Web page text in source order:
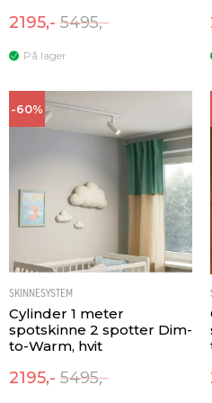
2195,- 5495,-
På lager
-60%
SKINNESYSTEM
Cylinder 1 meter
spotskinne 2 spotter Dim-
to-Warm, hvit
2195,- 5495,-